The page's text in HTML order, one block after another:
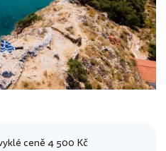
ceně 4 500 Kč